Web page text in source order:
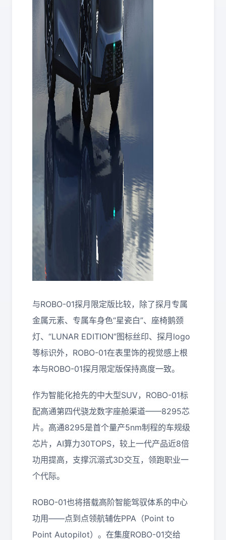
与ROBO-01探月限定版比较，除了探月专属
金属元素、专属车身色“星瓷白”、座椅鹅颈
灯、“LUNAR EDITION”图标丝印、探月logo
等标识外，ROBO-01在表里饰的视觉感上根
本与ROBO-01探月限定版保持高度一致。
作为智能化抢先的中大型SUV，ROBO-01标
配高通第四代骁龙数字座舱渠道——8295芯
片。高通8295是首个量产5nm制程的车规级
芯片，AI算力30TOPS，较上一代产品近8倍
功用提高，支撑沉溺式3D交互，领跑职业一
个代际。
ROBO-01也将搭载高阶智能驾驭体系的中心
功用——点到点领航辅佐PPA（Point to
Point Autopilot）。在集度ROBO-01交给